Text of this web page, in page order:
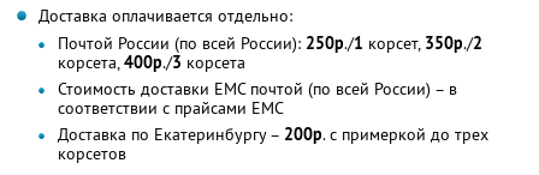
Доставка оплачивается отдельно:
Почтой России (по всей России): 250р./1 корсет, 350р./2
корсета,400р./3 корсета
Стоимость доставки ЕМС почтой (по всей России) – в
соответствии с прайсами ЕМС
Доставка по Екатеринбургу – 200р. с примеркой до трех
корсетов